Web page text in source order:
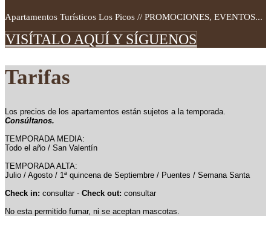
Apartamentos Turísticos Los Picos // PROMOCIONES, EVENTOS...
VISÍTALO AQUÍ Y SÍGUENOS
Tarifas
Los precios de los apartamentos están sujetos a la temporada.
Consúltanos.
TEMPORADA MEDIA:
Todo el año / San Valentín
TEMPORADA ALTA:
Julio / Agosto / 1ª quincena de Septiembre / Puentes / Semana Santa
Check in: consultar - Check out: consultar
No esta permitido fumar, ni se aceptan mascotas.